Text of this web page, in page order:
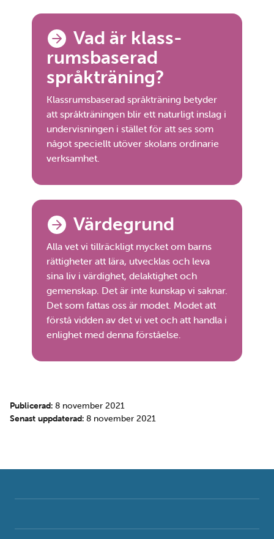
Navigation
Vad är klass-
rumsbaserad
språkträning?
Klassrumsbaserad språkträning betyder
att språkträningen blir ett naturligt inslag i
undervisningen i stället för att ses som
något speciellt utöver skolans ordinarie
verksamhet.
Värdegrund
Alla vet vi tillräckligt mycket om barns
rättigheter att lära, utvecklas och leva
sina liv i värdighet, delaktighet och
gemenskap. Det är inte kunskap vi saknar.
Det som fattas oss är modet. Modet att
förstå vidden av det vi vet och att handla i
enlighet med denna förståelse.
Publicerad: 8 november 2021
Senast uppdaterad: 8 november 2021